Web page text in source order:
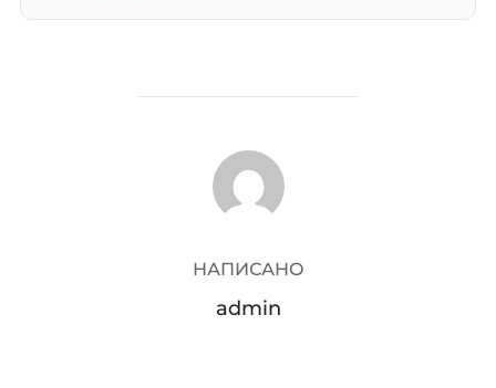
АВТОР ЗАПИСИ
НАПИСАНО
admin